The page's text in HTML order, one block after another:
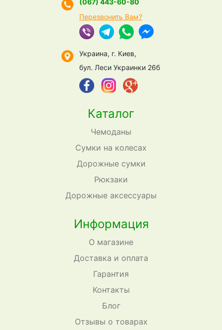
Каталог
Чемоданы
Сумки на колесах
Дорожные сумки
Рюкзаки
Дорожные аксессуары
Информация
О магазине
Доставка и оплата
Гарантия
Контакты
Блог
Отзывы о товарах
(067) 443-60-80
Перезвонить Вам?
Украина, г. Киев,
бул. Леси Украинки 26б